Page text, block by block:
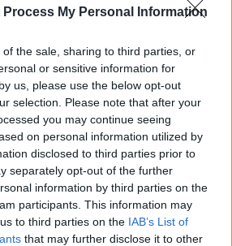
Process My Personal Information
the sale, sharing to third parties, or
or sensitive information for
us, please use the below opt-out
selection. Please note that after your
you may continue seeing
on personal information utilized by
disclosed to third parties prior to
separately opt-out of the further
information by third parties on the
participants. This information may
to third parties on the IAB’s List of
that may further disclose it to other